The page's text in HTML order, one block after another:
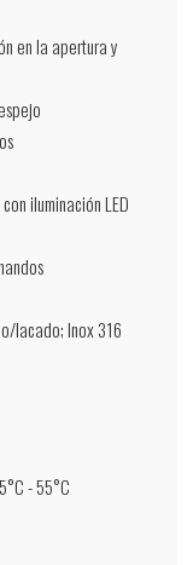
en la apertura y
iluminación LED
lacado; Inox 316
- 55°C